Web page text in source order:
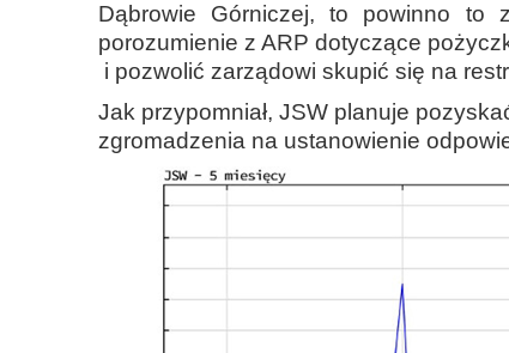
Dąbrowie Górniczej, to powinno to
porozumienie z ARP dotyczące
i pozwolić zarządowi skupić się na
Jak przypomniał, JSW planuje
zgromadzenia na ustanowienie